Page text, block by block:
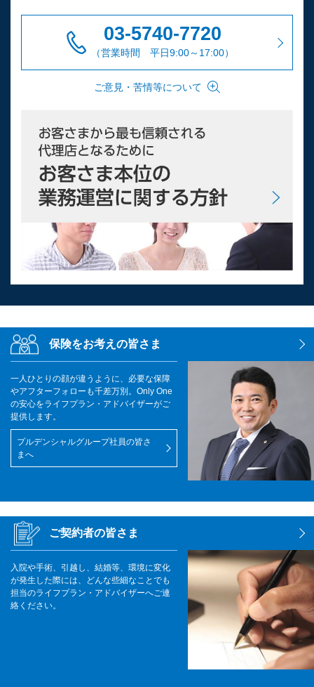
03-5740-7720
（営業時間 平日9:00～17:00）
ご意見・苦情等について
保険をお考えの皆さま
一人ひとりの顔が違うように、必要な保障
やアフターフォローも千差万別。Only One
の安心をライフプラン・アドバイザーがご
提供します。
プルデンシャルグループ社員の皆さ
まへ
ご契約者の皆さま
入院や手術、引越し、結婚等、環境に変化
が発生した際には、どんな些細なことでも
担当のライフプラン・アドバイザーへご連
絡ください。